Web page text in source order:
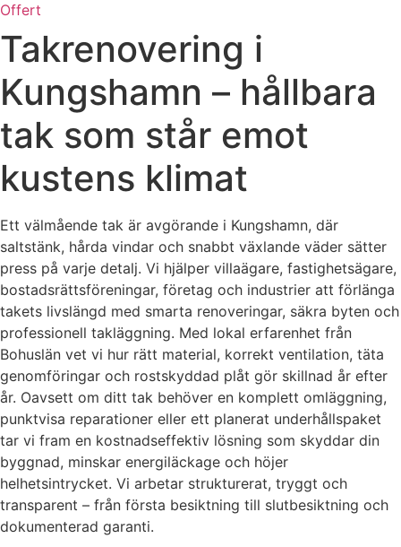
Offert
Takrenovering i
Kungshamn – hållbara
tak som står emot
kustens klimat
Ett välmående tak är avgörande i Kungshamn, där
saltstänk, hårda vindar och snabbt växlande väder sätter
press på varje detalj. Vi hjälper villaägare, fastighetsägare,
bostadsrättsföreningar, företag och industrier att förlänga
takets livslängd med smarta renoveringar, säkra byten och
professionell takläggning. Med lokal erfarenhet från
Bohuslän vet vi hur rätt material, korrekt ventilation, täta
genomföringar och rostskyddad plåt gör skillnad år efter
år. Oavsett om ditt tak behöver en komplett omläggning,
punktvisa reparationer eller ett planerat underhållspaket
tar vi fram en kostnadseffektiv lösning som skyddar din
byggnad, minskar energiläckage och höjer
helhetsintrycket. Vi arbetar strukturerat, tryggt och
transparent – från första besiktning till slutbesiktning och
dokumenterad garanti.